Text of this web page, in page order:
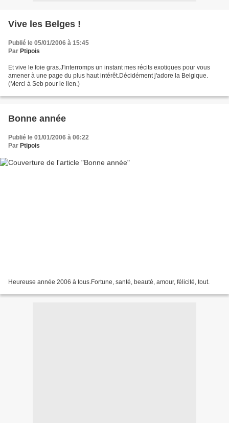
Vive les Belges !
Publié le 05/01/2006 à 15:45
Par Ptipois
Et vive le foie gras.J'interromps un instant mes récits exotiques pour vous
amener à une page du plus haut intérêt.Décidément j'adore la Belgique.
(Merci à Seb pour le lien.)
Bonne année
Publié le 01/01/2006 à 06:22
Par Ptipois
Heureuse année 2006 à tous.Fortune, santé, beauté, amour, félicité, tout.